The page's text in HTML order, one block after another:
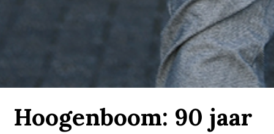
Hoogenboom: 90 jaar